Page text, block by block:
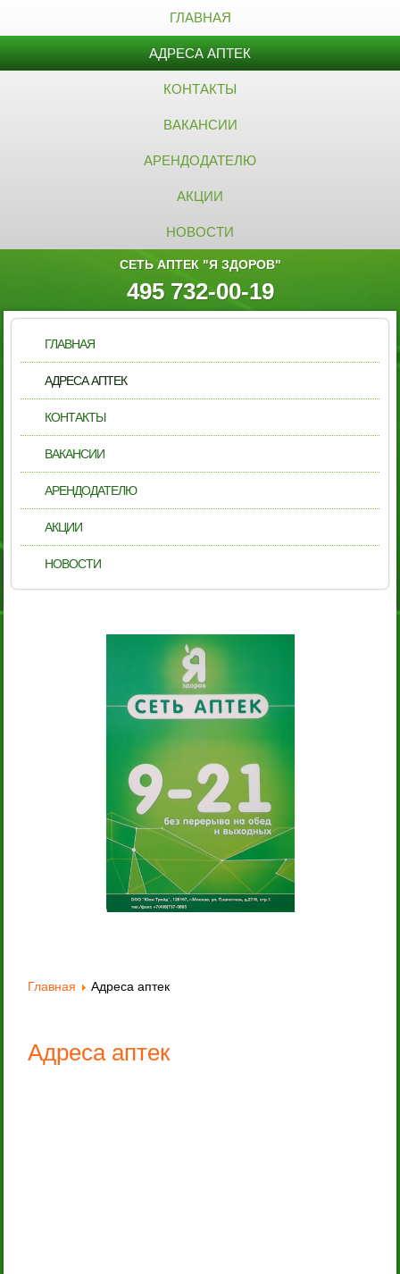
ГЛАВНАЯ
АДРЕСА АПТЕК
КОНТАКТЫ
ВАКАНСИИ
АРЕНДОДАТЕЛЮ
АКЦИИ
НОВОСТИ
СЕТЬ АПТЕК "Я ЗДОРОВ"
495 732-00-19
ГЛАВНАЯ
АДРЕСА АПТЕК
КОНТАКТЫ
ВАКАНСИИ
АРЕНДОДАТЕЛЮ
АКЦИИ
НОВОСТИ
Главная Адреса аптек
Адреса аптек